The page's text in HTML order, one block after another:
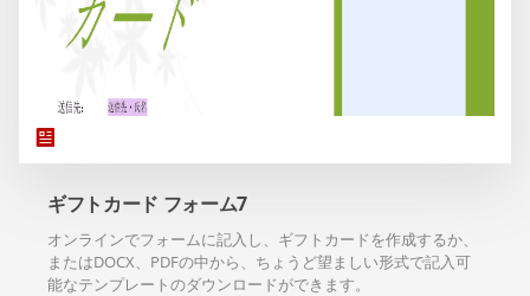
ギフトカード フォーム7
オンラインでフォームに記入し、ギフトカードを作成するか、
またはDOCX、PDFの中から、ちょうど望ましい形式で記入可
能なテンプレートのダウンロードができます。